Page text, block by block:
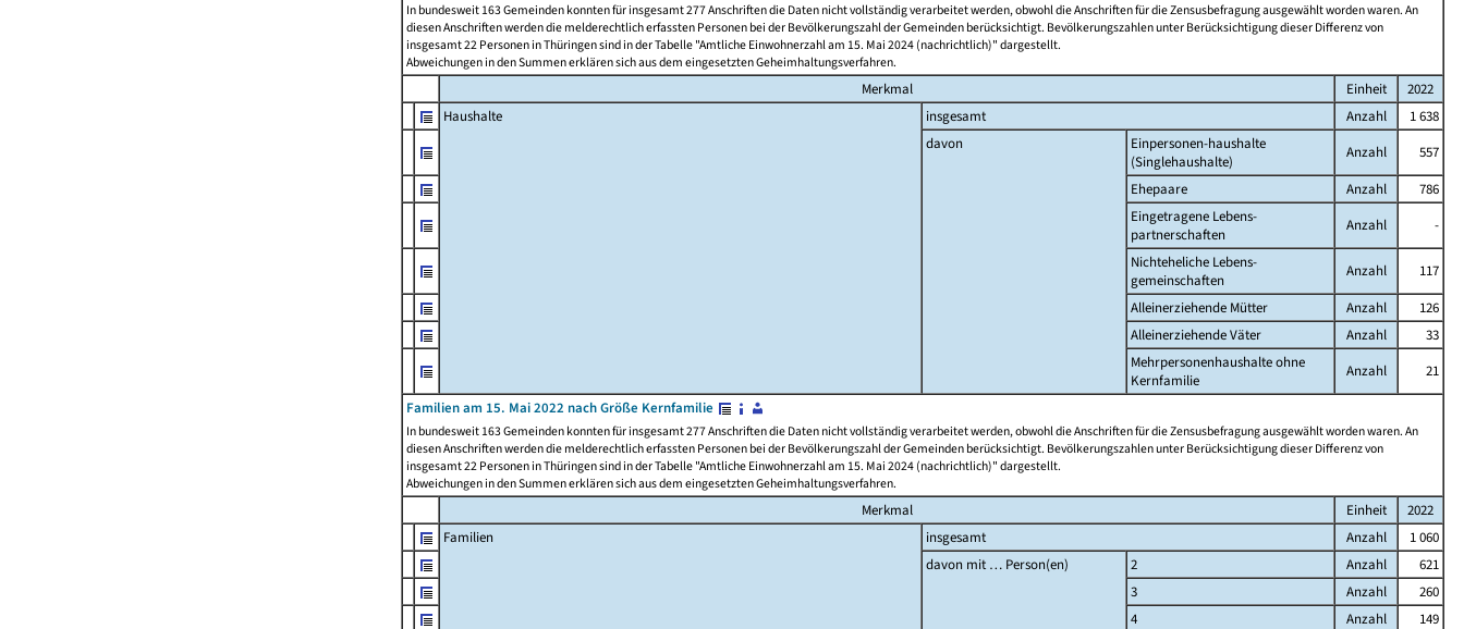
In bundesweit 163 Gemeinden konnten für insgesamt 277 Anschriften die Daten nicht vollständig verarbeitet werden, obwohl die Anschriften für die Zensusbefragung ausgewählt worden waren. An
diesen Anschriften werden die melderechtlich erfassten Personen bei der Bevölkerungszahl der Gemeinden berücksichtigt. Bevölkerungszahlen unter Berücksichtigung dieser Differenz von
insgesamt 22 Personen in Thüringen sind in der Tabelle "Amtliche Einwohnerzahl am 15. Mai 2024 (nachrichtlich)" dargestellt.
Abweichungen in den Summen erklären sich aus dem eingesetzten Geheimhaltungsverfahren.
Merkmal Einheit
2022
Haushalte
insgesamt Anzahl
1 638
davon
Einpersonen-haushalte
(Singlehaushalte)
Anzahl
557
Ehepaare
Anzahl
786
Eingetragene Lebens-
partnerschaften
Anzahl
-
Nichteheliche Lebens-
gemeinschaften
Anzahl
117
Alleinerziehende Mütter
Anzahl
126
Alleinerziehende Väter
Anzahl
33
Mehrpersonenhaushalte ohne
Kernfamilie
Anzahl
21
Familien am 15. Mai 2022 nach Größe Kernfamilie
In bundesweit 163 Gemeinden konnten für insgesamt 277 Anschriften die Daten nicht vollständig verarbeitet werden, obwohl die Anschriften für die Zensusbefragung ausgewählt worden waren. An
diesen Anschriften werden die melderechtlich erfassten Personen bei der Bevölkerungszahl der Gemeinden berücksichtigt. Bevölkerungszahlen unter Berücksichtigung dieser Differenz von
insgesamt 22 Personen in Thüringen sind in der Tabelle "Amtliche Einwohnerzahl am 15. Mai 2024 (nachrichtlich)" dargestellt.
Abweichungen in den Summen erklären sich aus dem eingesetzten Geheimhaltungsverfahren.
Merkmal Einheit
2022
Familien
insgesamt Anzahl
1 060
davon mit … Person(en)
2 Anzahl
621
3
Anzahl
260
4
Anzahl
149